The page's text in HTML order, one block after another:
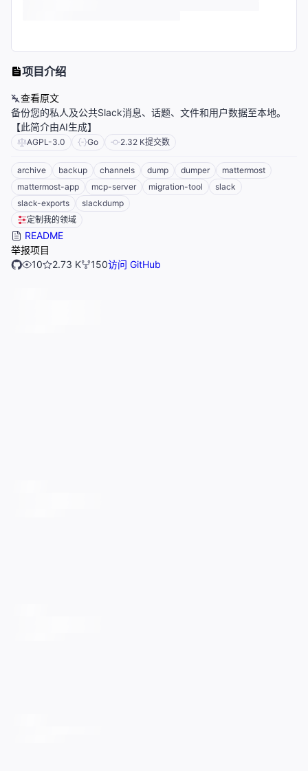
项目介绍
查看原文
备份您的私人及公共Slack消息、话题、文件和用户数据至本地。
【此简介由AI生成】
AGPL-3.0 Go 2.32 K提交数
archive backup channels dump dumper
mattermost
mattermost-app
mcp-server migration-tool
slack
slack-exports
slackdump
定制我的领域
README
举报项目
10
2.73 K 150访问 GitHub